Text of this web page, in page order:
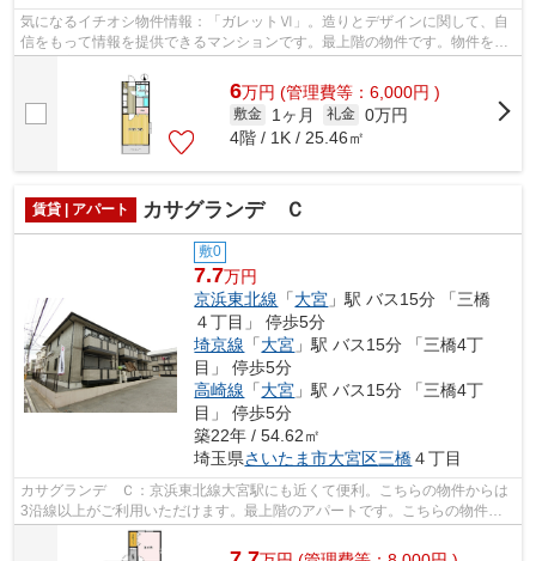
気になるイチオシ物件情報：「ガレットⅥ」。造りとデザインに関して、自
信をもって情報を提供できるマンションです。最上階の物件です。物件をお
6万円 (管理費等：6,000円 )
敷金 1ヶ月 礼金 0万円
4階 / 1K / 25.46㎡
賃貸 | アパート カサグランデ Ｃ
敷0
7.7万円
京浜東北線 「大宮 」駅 バス15分 「三橋
４丁目」 停歩5分
埼京線 「大宮 」駅 バス15分 「三橋4丁
目」 停歩5分
高崎線 「大宮 」駅 バス15分 「三橋4丁
目」 停歩5分
築22年 / 54.62㎡
埼玉県さいたま市大宮区三橋４丁目
カサグランデ Ｃ：京浜東北線大宮駅にも近くて便利。こちらの物件からは
3沿線以上がご利用いただけます。最上階のアパートです。こちらの物件は
アパートです。できるだけ早めに不動産...